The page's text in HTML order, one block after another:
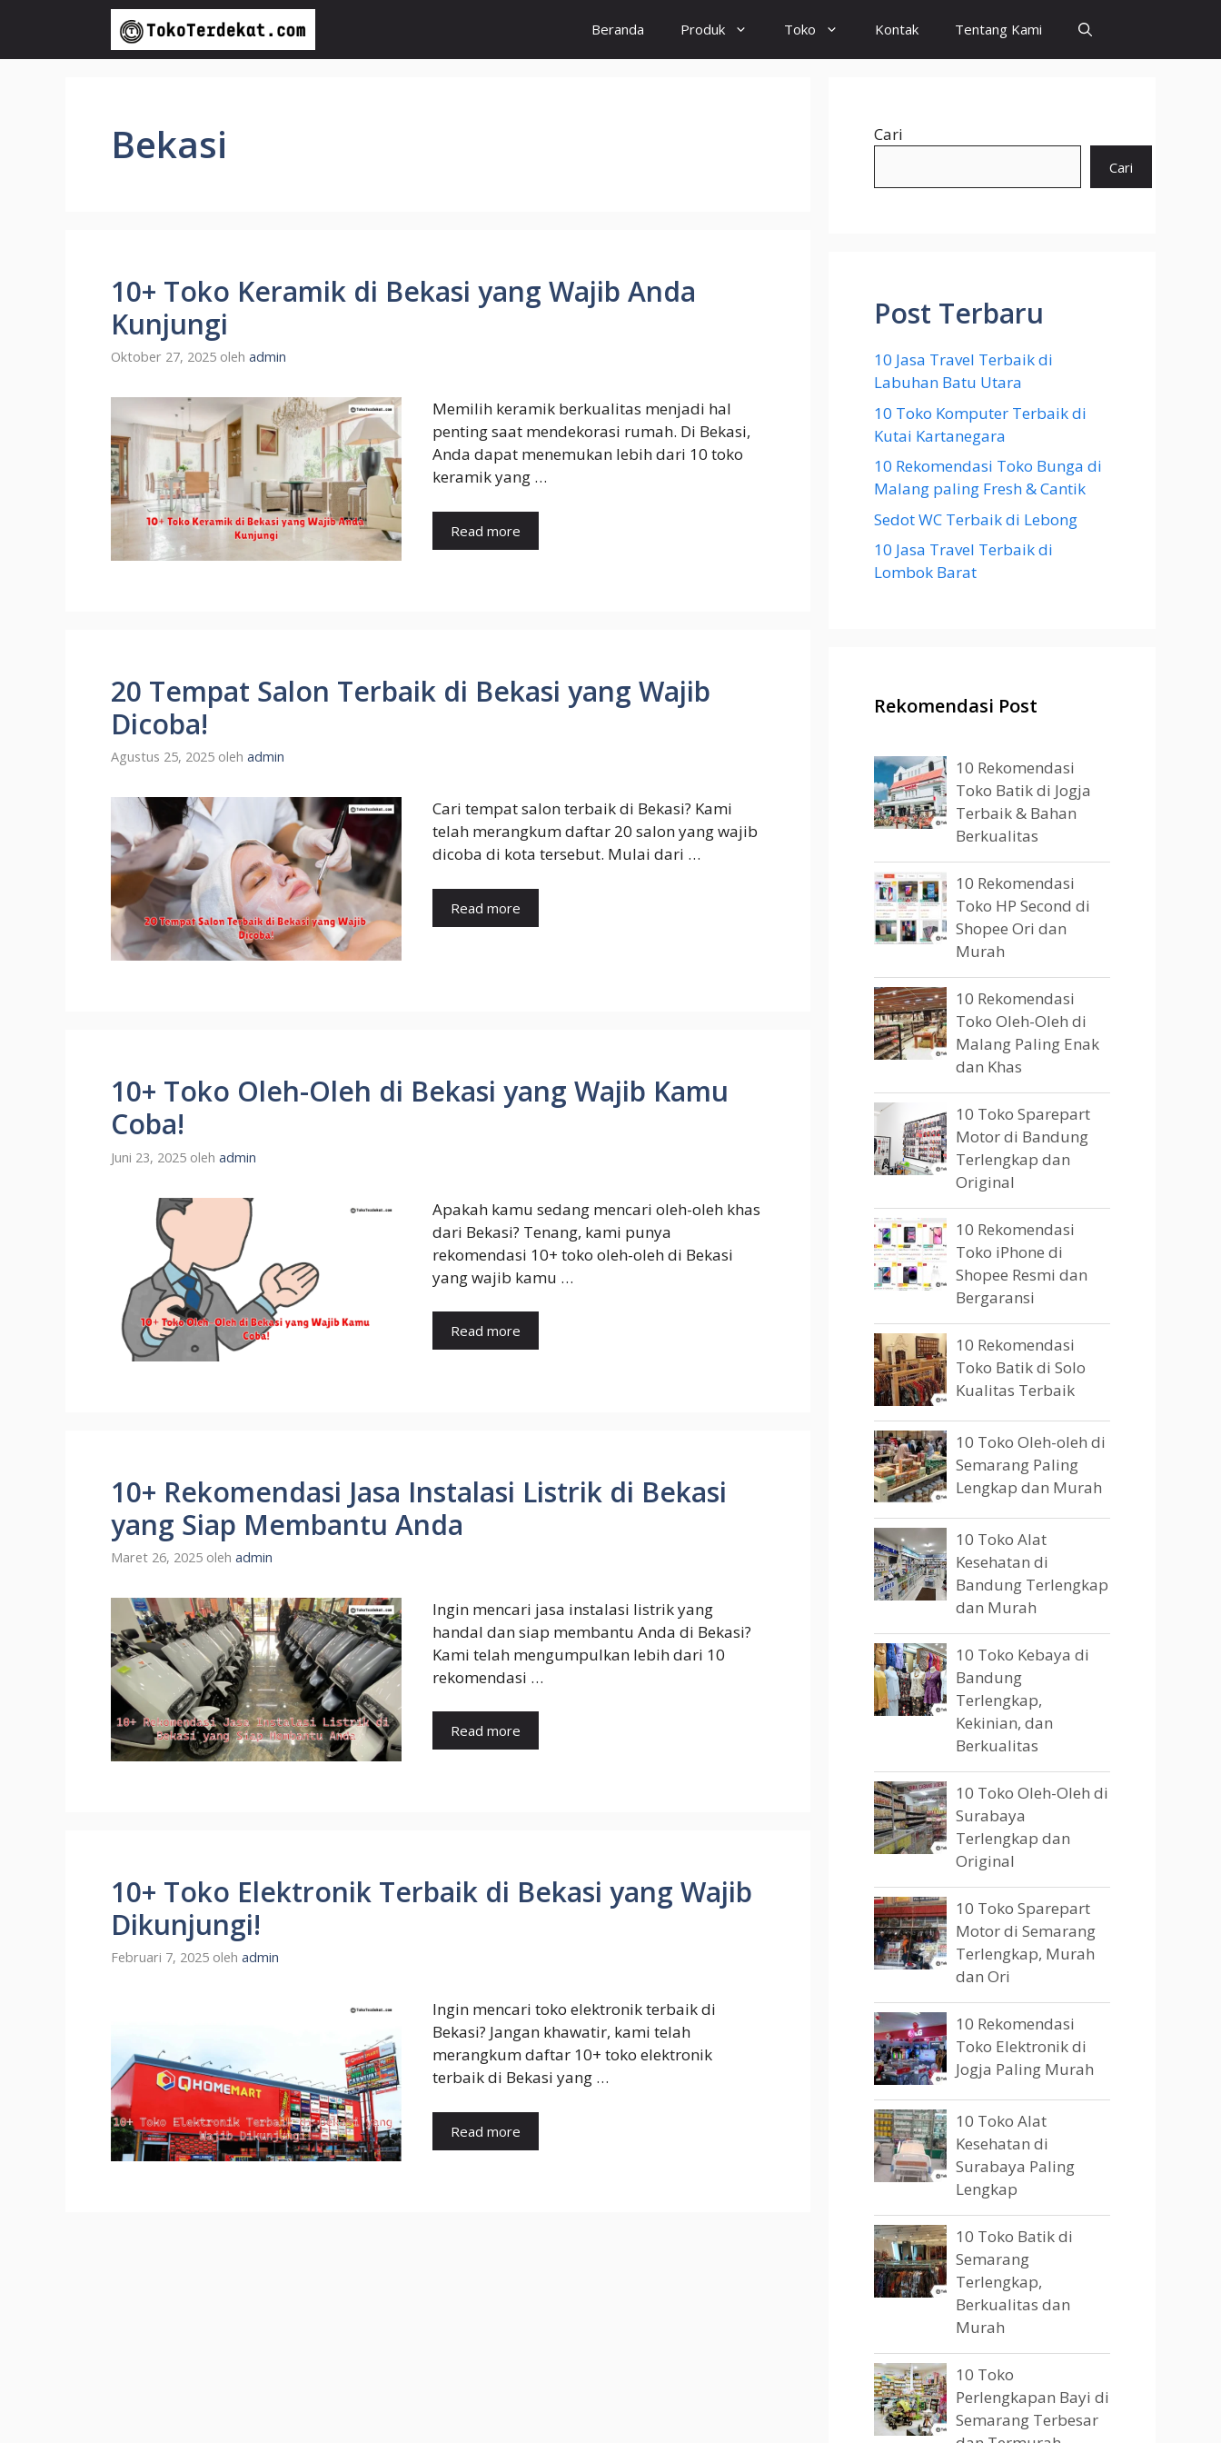
isi
Beranda Produk Toko Kontak Tentang Kami
Bekasi
10+ Toko Keramik di Bekasi yang Wajib Anda
Kunjungi
Oktober 27, 2025 oleh admin
Memilih keramik berkualitas menjadi hal
penting saat mendekorasi rumah. Di Bekasi,
Anda dapat menemukan lebih dari 10 toko
keramik yang …
Read more
20 Tempat Salon Terbaik di Bekasi yang Wajib
Dicoba!
Agustus 25, 2025 oleh admin
Cari tempat salon terbaik di Bekasi? Kami
telah merangkum daftar 20 salon yang wajib
dicoba di kota tersebut. Mulai dari …
Read more
10+ Toko Oleh-Oleh di Bekasi yang Wajib Kamu
Coba!
Juni 23, 2025 oleh admin
Apakah kamu sedang mencari oleh-oleh khas
dari Bekasi? Tenang, kami punya
rekomendasi 10+ toko oleh-oleh di Bekasi
yang wajib kamu …
Read more
10+ Rekomendasi Jasa Instalasi Listrik di Bekasi
yang Siap Membantu Anda
Maret 26, 2025 oleh admin
Ingin mencari jasa instalasi listrik yang
handal dan siap membantu Anda di Bekasi?
Kami telah mengumpulkan lebih dari 10
rekomendasi …
Read more
10+ Toko Elektronik Terbaik di Bekasi yang Wajib
Dikunjungi!
Februari 7, 2025 oleh admin
Ingin mencari toko elektronik terbaik di
Bekasi? Jangan khawatir, kami telah
merangkum daftar 10+ toko elektronik
terbaik di Bekasi yang …
Read more
Cari
Cari
Post Terbaru
10 Jasa Travel Terbaik di
Labuhan Batu Utara
10 Toko Komputer Terbaik di
Kutai Kartanegara
10 Rekomendasi Toko Bunga di
Malang paling Fresh & Cantik
Sedot WC Terbaik di Lebong
10 Jasa Travel Terbaik di
Lombok Barat
Rekomendasi Post
10 Rekomendasi
Toko Batik di Jogja
Terbaik & Bahan
Berkualitas
10 Rekomendasi
Toko HP Second di
Shopee Ori dan
Murah
10 Rekomendasi
Toko Oleh-Oleh di
Malang Paling Enak
dan Khas
10 Toko Sparepart
Motor di Bandung
Terlengkap dan
Original
10 Rekomendasi
Toko iPhone di
Shopee Resmi dan
Bergaransi
10 Rekomendasi
Toko Batik di Solo
Kualitas Terbaik
10 Toko Oleh-oleh di
Semarang Paling
Lengkap dan Murah
10 Toko Alat
Kesehatan di
Bandung Terlengkap
dan Murah
10 Toko Kebaya di
Bandung
Terlengkap,
Kekinian, dan
Berkualitas
10 Toko Oleh-Oleh di
Surabaya
Terlengkap dan
Original
10 Toko Sparepart
Motor di Semarang
Terlengkap, Murah
dan Ori
10 Rekomendasi
Toko Elektronik di
Jogja Paling Murah
10 Toko Alat
Kesehatan di
Surabaya Paling
Lengkap
10 Toko Batik di
Semarang
Terlengkap,
Berkualitas dan
Murah
10 Toko
Perlengkapan Bayi di
Semarang Terbesar